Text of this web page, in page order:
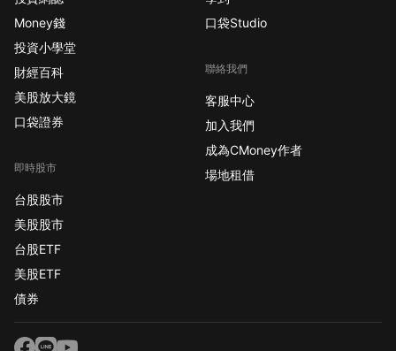
Money錢
投資小學堂
財經百科
美股放大鏡
口袋證券
即時股市
台股股市
美股股市
台股ETF
美股ETF
債券
口袋Studio
聯絡我們
客服中心
加入我們
成為CMoney作者
場地租借